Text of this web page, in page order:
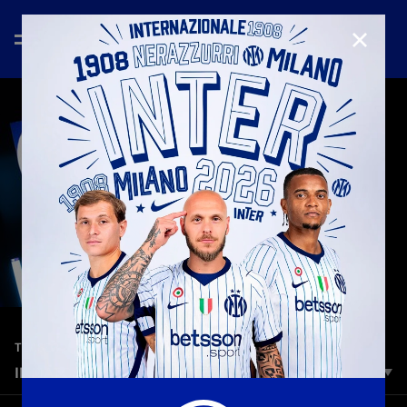
TEASER 25 ago 2025
IL MATCHDAY PROGRAMME DI INTER-TORINO
Il Matchday Programme inaugura la stagione con un nuovo